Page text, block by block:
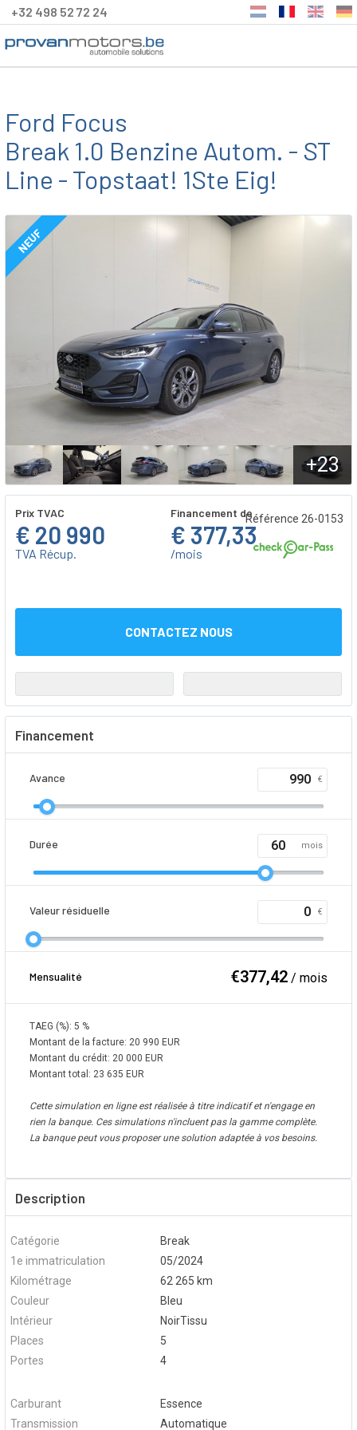
+32 498 52 72 24
Ford Focus
Break 1.0 Benzine Autom. - ST
Line - Topstaat! 1Ste Eig!
NEUF
+23
Référence 26-0153
Prix TVAC
€ 20 990
TVA Récup.
Financement de
€ 377,33
/mois
CONTACTEZ NOUS
Financement
Avance €
Durée mois
Valeur résiduelle €
Mensualité €377,42 / mois
TAEG (%): 5 %
Montant de la facture: 20 990 EUR
Montant du crédit: 20 000 EUR
Montant total: 23 635 EUR
Cette simulation en ligne est réalisée à titre indicatif et n'engage en
rien la banque. Ces simulations n'incluent pas la gamme complète.
La banque peut vous proposer une solution adaptée à vos besoins.
Description
Catégorie
Break
1e immatriculation
05/2024
Kilométrage
62 265 km
Couleur
Bleu
Intérieur
NoirTissu
Places
5
Portes
4
Carburant
Essence
Transmission
Automatique